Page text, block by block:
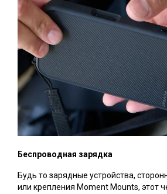
Беспроводная зарядка
Будь то зарядные устройства,
или крепления Moment Mounts, этот